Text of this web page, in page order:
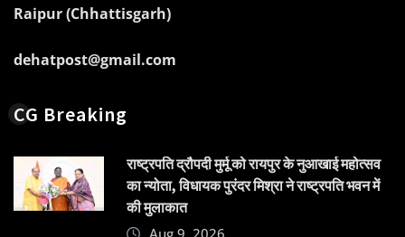
Raipur (Chhattisgarh)
dehatpost@gmail.com
CG Breaking
राष्ट्रपति द्रौपदी मुर्मू को रायपुर के नुआखाई महोत्सव
का न्योता, विधायक पुरंदर मिश्रा ने राष्ट्रपति भवन में
की मुलाकात
Aug 9, 2026